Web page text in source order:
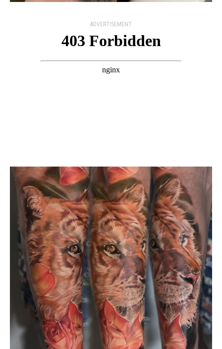
ADVERTISEMENT